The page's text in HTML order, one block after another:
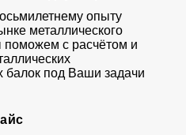
опыту
металлического
поможем с расчётом и
балок под Ваши задачи